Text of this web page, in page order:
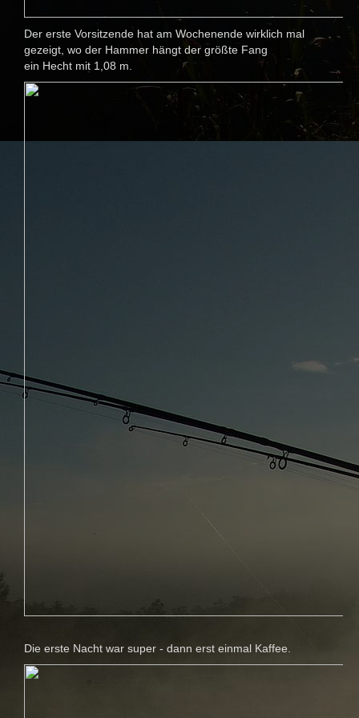
Der erste Vorsitzende hat am Wochenende wirklich mal
gezeigt, wo der Hammer hängt der größte Fang
ein Hecht mit 1,08 m.
Die erste Nacht war super - dann erst einmal Kaffee.